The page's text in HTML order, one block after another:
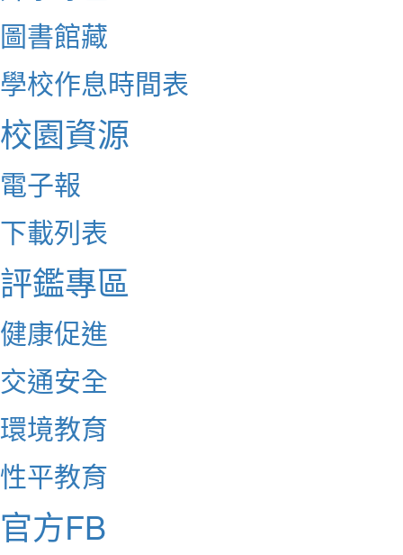
圖書館藏
學校作息時間表
校園資源
電子報
下載列表
評鑑專區
健康促進
交通安全
環境教育
性平教育
官方FB